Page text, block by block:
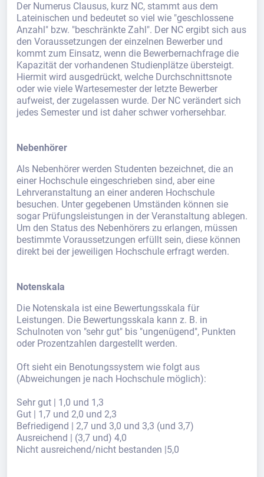
Der Numerus Clausus, kurz NC, stammt aus dem
Lateinischen und bedeutet so viel wie "geschlossene
Anzahl" bzw. "beschränkte Zahl". Der NC ergibt sich aus
den Voraussetzungen der einzelnen Bewerber und
kommt zum Einsatz, wenn die Bewerbernachfrage die
Kapazität der vorhandenen Studienplätze übersteigt.
Hiermit wird ausgedrückt, welche Durchschnittsnote
oder wie viele Wartesemester der letzte Bewerber
aufweist, der zugelassen wurde. Der NC verändert sich
jedes Semester und ist daher schwer vorhersehbar.
Nebenhörer
Als Nebenhörer werden Studenten bezeichnet, die an
einer Hochschule eingeschrieben sind, aber eine
Lehrveranstaltung an einer anderen Hochschule
besuchen. Unter gegebenen Umständen können sie
sogar Prüfungsleistungen in der Veranstaltung ablegen.
Um den Status des Nebenhörers zu erlangen, müssen
bestimmte Voraussetzungen erfüllt sein, diese können
direkt bei der jeweiligen Hochschule erfragt werden.
Notenskala
Die Notenskala ist eine Bewertungsskala für
Leistungen. Die Bewertungsskala kann z. B. in
Schulnoten von "sehr gut" bis "ungenügend", Punkten
oder Prozentzahlen dargestellt werden.
Oft sieht ein Benotungssystem wie folgt aus
(Abweichungen je nach Hochschule möglich):
Sehr gut | 1,0 und 1,3
Gut | 1,7 und 2,0 und 2,3
Befriedigend | 2,7 und 3,0 und 3,3 (und 3,7)
Ausreichend | (3,7 und) 4,0
Nicht ausreichend/nicht bestanden |5,0